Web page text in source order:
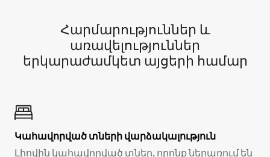
Հարմարություններ և
առավելություններ
երկարաժամկետ այցերի համար
Կահավորված տների վարձակալություն
Լիովին կահավորված տներ, որոնք ներառում են